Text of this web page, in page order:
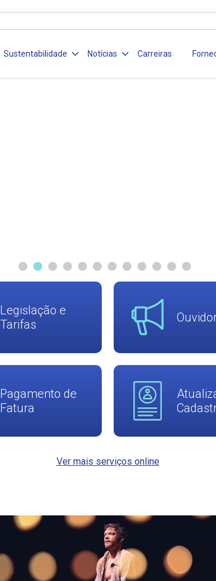
Sustentabilidade Notícias Carreiras
Legislação e
Tarifas
Pagamento de
Fatura
Ver mais serviços online